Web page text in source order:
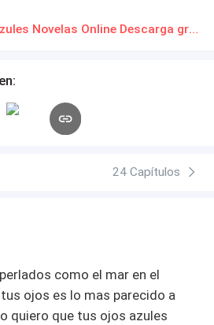
La chica de los ojos azules Novelas Online Descarga gratuita de PDF
24 Capítulos
como el mar en el
ojos es lo mas parecido a
quiero que tus ojos azules